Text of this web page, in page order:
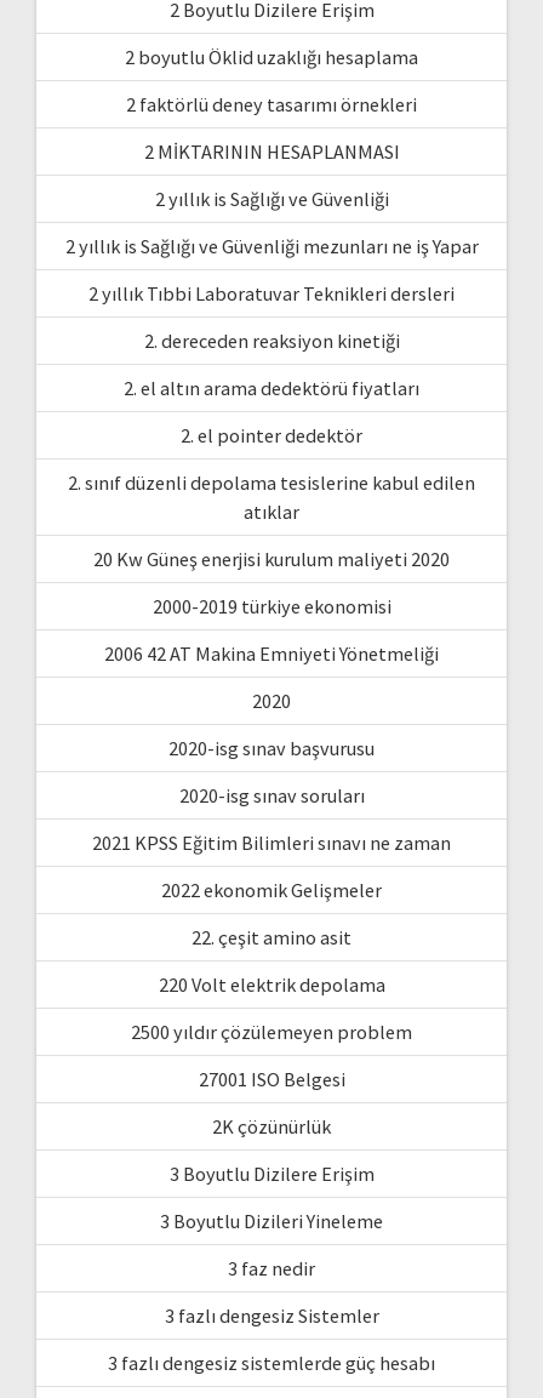
2 Boyutlu Dizilere Erişim
2 boyutlu Öklid uzaklığı hesaplama
2 faktörlü deney tasarımı örnekleri
2 MİKTARININ HESAPLANMASI
2 yıllık is Sağlığı ve Güvenliği
2 yıllık is Sağlığı ve Güvenliği mezunları ne iş Yapar
2 yıllık Tıbbi Laboratuvar Teknikleri dersleri
2. dereceden reaksiyon kinetiği
2. el altın arama dedektörü fiyatları
2. el pointer dedektör
2. sınıf düzenli depolama tesislerine kabul edilen
atıklar
20 Kw Güneş enerjisi kurulum maliyeti 2020
2000-2019 türkiye ekonomisi
2006 42 AT Makina Emniyeti Yönetmeliği
2020
2020-isg sınav başvurusu
2020-isg sınav soruları
2021 KPSS Eğitim Bilimleri sınavı ne zaman
2022 ekonomik Gelişmeler
22. çeşit amino asit
220 Volt elektrik depolama
2500 yıldır çözülemeyen problem
27001 ISO Belgesi
2K çözünürlük
3 Boyutlu Dizilere Erişim
3 Boyutlu Dizileri Yineleme
3 faz nedir
3 fazlı dengesiz Sistemler
3 fazlı dengesiz sistemlerde güç hesabı